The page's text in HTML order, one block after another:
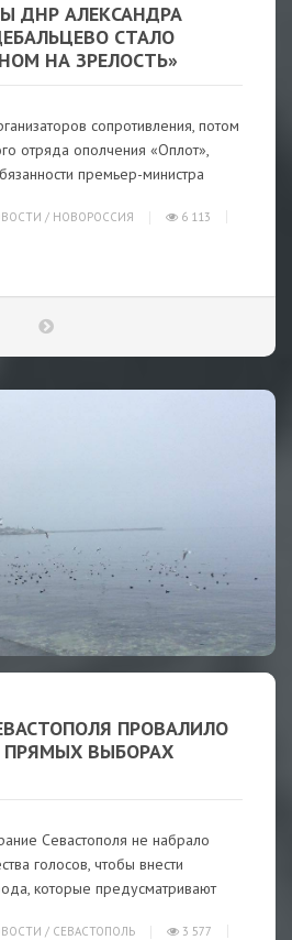
ДНР АЛЕКСАНДРА
СТАЛО
НА ЗРЕЛОСТЬ»
сопротивления, потом
отряда ополчения «Оплот»,
премьер-министра
/ НОВОРОССИЯ
6 113
ПРОВАЛИЛО
ПРЯМЫХ ВЫБОРАХ
Севастополя не набрало
голосов, чтобы внести
которые предусматривают
/ СЕВАСТОПОЛЬ 3 577